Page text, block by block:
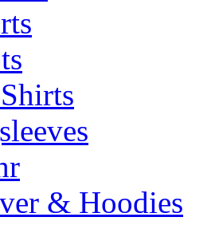
& Hoodies